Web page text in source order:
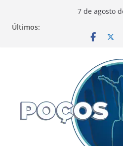
7 de agosto
Últimos: